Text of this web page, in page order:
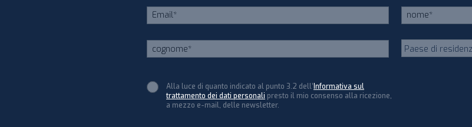
Alla luce di quanto indicato al punto 3.2 dell’ Informativa sul
trattamento dei dati personali presto il mio consenso alla ricezione,
a mezzo e-mail, delle newsletter.